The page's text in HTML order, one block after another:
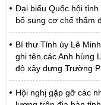
Đại biểu Quốc hội
bổ sung cơ chế thẩm
Bí thư Tỉnh ủy Lê
ghi tên các Anh hùng
độ xây dựng Trường
Hội nghị gặp gỡ các